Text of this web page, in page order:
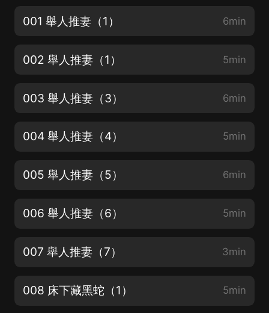
001 舉人推妻（1） 6min
002 舉人推妻（1） 5min
003 舉人推妻（3） 6min
004 舉人推妻（4） 5min
005 舉人推妻（5） 6min
006 舉人推妻（6） 5min
007 舉人推妻（7） 3min
008 床下藏黑蛇（1） 5min